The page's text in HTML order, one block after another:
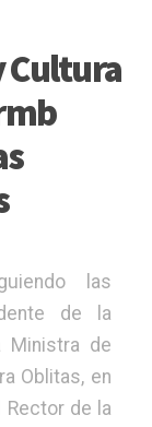
Cultura
las
de la
Ministra de
Oblitas, en
de la